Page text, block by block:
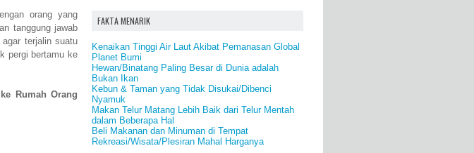
orang yang
tanggung jawab
terjalin suatu
pergi bertamu ke
Rumah Orang
FAKTA MENARIK
Kenaikan Tinggi Air Laut Akibat Pemanasan Global
Planet Bumi
Hewan/Binatang Paling Besar di Dunia adalah
Bukan Ikan
Kebun & Taman yang Tidak Disukai/Dibenci
Nyamuk
Makan Telur Matang Lebih Baik dari Telur Mentah
dalam Beberapa Hal
Beli Makanan dan Minuman di Tempat
Rekreasi/Wisata/Plesiran Mahal Harganya